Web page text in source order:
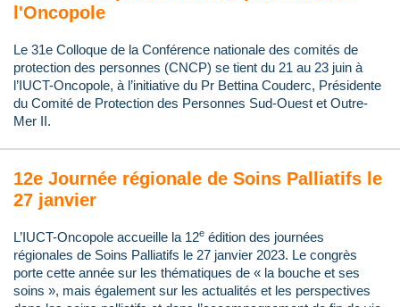
l'Oncopole
Le 31e Colloque de la Conférence nationale des comités de
protection des personnes (CNCP) se tient du 21 au 23 juin à
l’IUCT-Oncopole, à l’initiative du Pr Bettina Couderc, Présidente
du Comité de Protection des Personnes Sud-Ouest et Outre-
Mer II.
12e Journée régionale de Soins Palliatifs le
27 janvier
L’IUCT-Oncopole accueille la 12e édition des journées
régionales de Soins Palliatifs le 27 janvier 2023. Le congrès
porte cette année sur les thématiques de « la bouche et ses
soins », mais également sur les actualités et les perspectives